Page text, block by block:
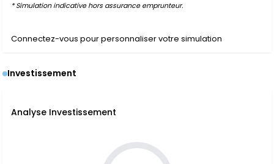
* Simulation indicative hors assurance emprunteur.
Connectez-vous pour personnaliser votre simulation
Investissement
Analyse Investissement